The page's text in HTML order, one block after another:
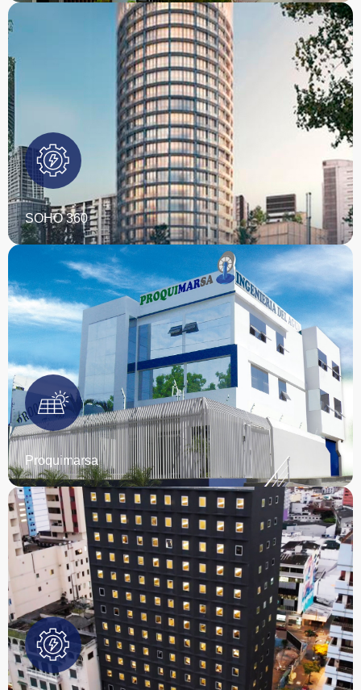
SOHO 360
Proquimarsa
Energía sin interrupciones. Instalamos paneles
solarespaneles solares y y sistemas de baterías que
garantizan la continuidad del trabajo durante cortes de
energía, asegurando la producción de tu empresa.
EMPIEZA TU PROYECTO
Instalamos el sistema de ingeniería eléctrica, y cableado
estructurado, garantizando eficiencia y seguridad en todas
sus instalaciones. Nuestro trabajo asegura un
funcionamiento óptimo y confiable para huéspedes y
personal.
EMPIEZA TU PROYECTO